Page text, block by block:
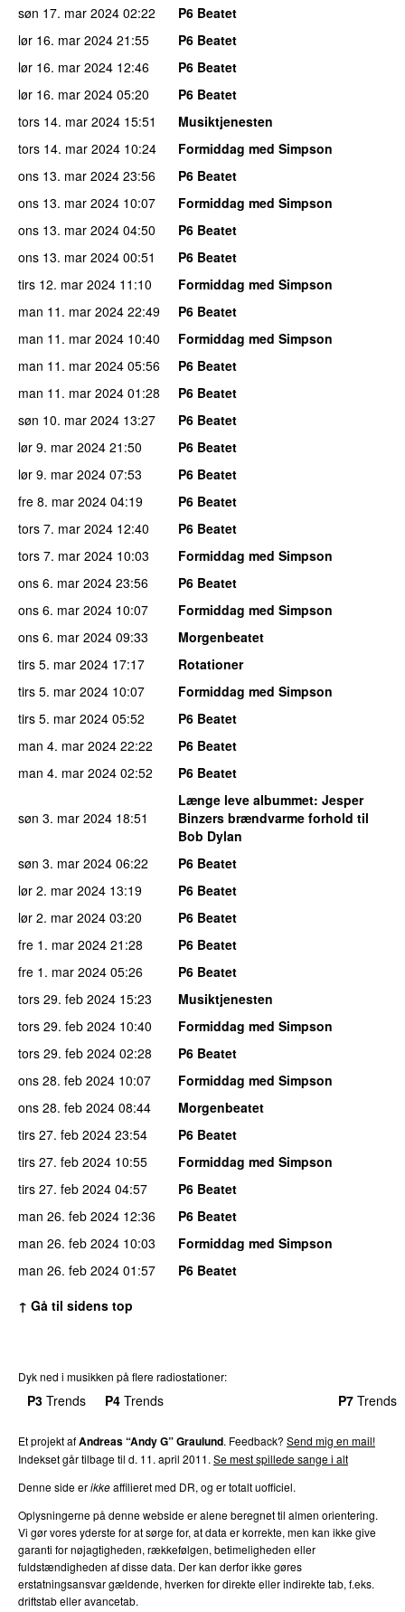
søn 17. mar 2024 02:22
P6 Beatet
lør 16. mar 2024 21:55
P6 Beatet
lør 16. mar 2024 12:46
P6 Beatet
lør 16. mar 2024 05:20
P6 Beatet
tors 14. mar 2024 15:51
Musiktjenesten
tors 14. mar 2024 10:24
Formiddag med Simpson
ons 13. mar 2024 23:56
P6 Beatet
ons 13. mar 2024 10:07
Formiddag med Simpson
ons 13. mar 2024 04:50
P6 Beatet
ons 13. mar 2024 00:51
P6 Beatet
tirs 12. mar 2024 11:10
Formiddag med Simpson
man 11. mar 2024 22:49
P6 Beatet
man 11. mar 2024 10:40
Formiddag med Simpson
man 11. mar 2024 05:56
P6 Beatet
man 11. mar 2024 01:28
P6 Beatet
søn 10. mar 2024 13:27
P6 Beatet
lør 9. mar 2024 21:50
P6 Beatet
lør 9. mar 2024 07:53
P6 Beatet
fre 8. mar 2024 04:19
P6 Beatet
tors 7. mar 2024 12:40
P6 Beatet
tors 7. mar 2024 10:03
Formiddag med Simpson
ons 6. mar 2024 23:56
P6 Beatet
ons 6. mar 2024 10:07
Formiddag med Simpson
ons 6. mar 2024 09:33
Morgenbeatet
tirs 5. mar 2024 17:17
Rotationer
tirs 5. mar 2024 10:07
Formiddag med Simpson
tirs 5. mar 2024 05:52
P6 Beatet
man 4. mar 2024 22:22
P6 Beatet
man 4. mar 2024 02:52 P6 Beatet
søn 3. mar 2024 18:51
Længe leve albummet: Jesper
Binzers brændvarme forhold til
Bob Dylan
søn 3. mar 2024 06:22
P6 Beatet
lør 2. mar 2024 13:19
P6 Beatet
lør 2. mar 2024 03:20
P6 Beatet
fre 1. mar 2024 21:28
P6 Beatet
fre 1. mar 2024 05:26
P6 Beatet
tors 29. feb 2024 15:23
Musiktjenesten
tors 29. feb 2024 10:40
Formiddag med Simpson
tors 29. feb 2024 02:28
P6 Beatet
ons 28. feb 2024 10:07
Formiddag med Simpson
ons 28. feb 2024 08:44
Morgenbeatet
tirs 27. feb 2024 23:54
P6 Beatet
tirs 27. feb 2024 10:55
Formiddag med Simpson
tirs 27. feb 2024 04:57
P6 Beatet
man 26. feb 2024 12:36
P6 Beatet
man 26. feb 2024 10:03
Formiddag med Simpson
man 26. feb 2024 01:57
P6 Beatet
↑ Gå til sidens top
Dyk ned i musikken på flere radiostationer:
P3 Trends P4 Trends P7 Trends
Et projekt afAndreas “Andy G” Graulund. Feedback? Send mig en mail!
Indekset går tilbage til d. 11. april 2011. Se mest spillede sange i alt
Denne side erikkeaffilieret med DR, og er totalt uofficiel.
Oplysningerne på denne webside er alene beregnet til almen orientering.
Vi gør vores yderste for at sørge for, at data er korrekte, men kan ikke give
garanti for nøjagtigheden, rækkefølgen, betimeligheden eller
fuldstændigheden af disse data. Der kan derfor ikke gøres
erstatningsansvar gældende, hverken for direkte eller indirekte tab, f.eks.
driftstab eller avancetab.